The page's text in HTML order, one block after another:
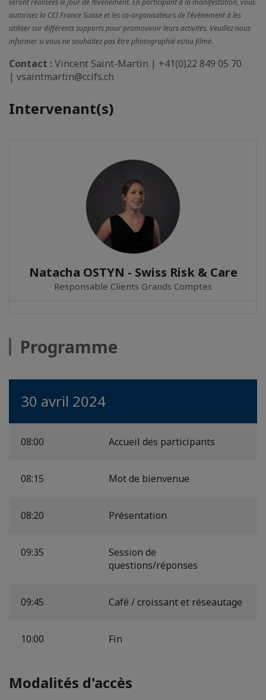
seront réalisées le jour de l’événement. En participant à la manifestation, vous
autorisez la CCI France Suisse et les co-organisateurs de l'événement à les
utiliser sur différents supports pour promouvoir leurs activités. Veuillez nous
informer si vous ne souhaitez pas être photographié et/ou filmé.
Contact :Vincent Saint-Martin | +41(0)22 849 05 70
| vsaintmartin@ccifs.ch
Intervenant(s)
Natacha OSTYN - Swiss Risk & Care
Responsable Clients Grands Comptes
Programme
30 avril 2024
08:00 Accueil des participants
08:15 Mot de bienvenue
08:20 Présentation
09:35
Session de
questions/réponses
09:45 Café / croissant et réseautage
10:00 Fin
Modalités d'accès